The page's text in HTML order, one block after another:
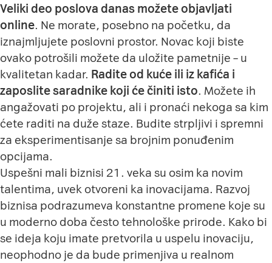
Veliki deo poslova danas možete objavljati
online. Ne morate, posebno na početku, da
iznajmljujete poslovni prostor. Novac koji biste
ovako potrošili možete da uložite pametnije – u
kvalitetan kadar. Radite od kuće ili iz kafića i
zaposlite saradnike koji će činiti isto. Možete ih
angažovati po projektu, ali i pronaći nekoga sa kim
ćete raditi na duže staze. Budite strpljivi i spremni
za eksperimentisanje sa brojnim ponuđenim
opcijama.
Uspešni mali biznisi 21. veka su osim ka novim
talentima, uvek otvoreni ka inovacijama. Razvoj
biznisa podrazumeva konstantne promene koje su
u moderno doba često tehnološke prirode. Kako bi
se ideja koju imate pretvorila u uspelu inovaciju,
neophodno je da bude primenjiva u realnom